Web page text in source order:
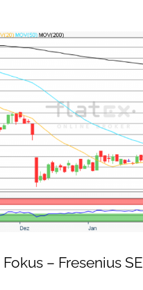
– Fresenius SE